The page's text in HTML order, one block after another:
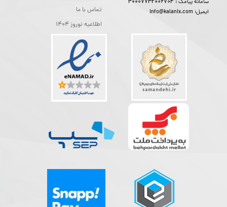
تماس با ما
اطلاعیه نوروز 1404
سامانه پیامک :
ایمیل: info@kalanix.com